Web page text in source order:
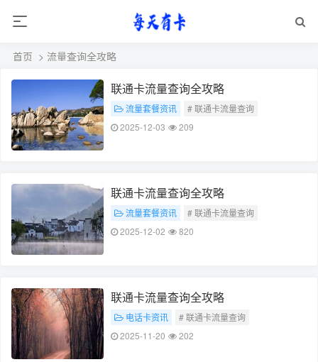
首页 > 流量查询全攻略
联通卡流量查询全攻略
流量套餐资讯
# 联通卡流量查询
# 流量查询全攻略
2025-12-03 209
联通卡流量查询全攻略
流量套餐资讯
# 联通卡流量查询
# 流量查询全攻略
2025-12-02 820
联通卡流量查询全攻略
电话卡资讯
# 联通卡流量查询
# 流量查询全攻略
2025-11-20 202